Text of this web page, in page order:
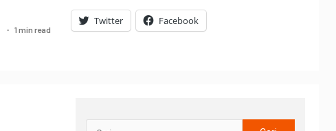
1 min read
Twitter Facebook